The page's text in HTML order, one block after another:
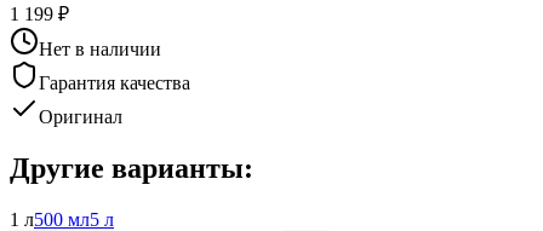
1 199 ₽
Нет в наличии
Гарантия качества
Оригинал
Другие варианты:
1 л500 мл5 л